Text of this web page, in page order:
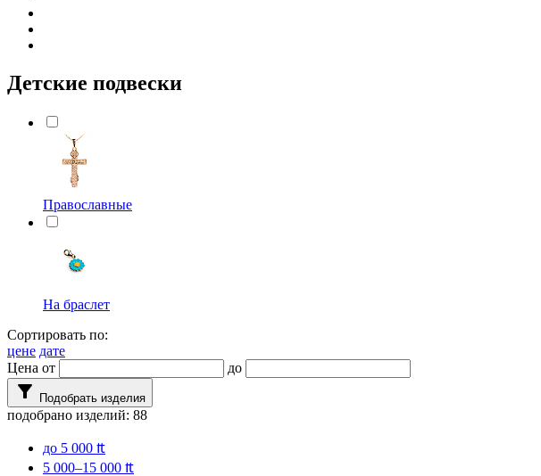
Детские подвески
Православные
На браслет
Сортировать по:
цене дате
Цена от
до
filter_alt Подобрать изделия
подобрано изделий: 88
до 5 000 ₶
5 000–15 000 ₶